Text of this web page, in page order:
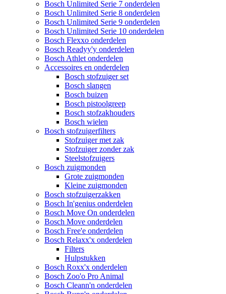
Bosch Unlimited Serie 7 onderdelen
Bosch Unlimited Serie 8 onderdelen
Bosch Unlimited Serie 9 onderdelen
Bosch Unlimited Serie 10 onderdelen
Bosch Flexxo onderdelen
Bosch Readyy'y onderdelen
Bosch Athlet onderdelen
Accessoires en onderdelen
Bosch stofzuiger set
Bosch slangen
Bosch buizen
Bosch pistoolgreep
Bosch stofzakhouders
Bosch wielen
Bosch stofzuigerfilters
Stofzuiger met zak
Stofzuiger zonder zak
Steelstofzuigers
Bosch zuigmonden
Grote zuigmonden
Kleine zuigmonden
Bosch stofzuigerzakken
Bosch In'genius onderdelen
Bosch Move On onderdelen
Bosch Move onderdelen
Bosch Free'e onderdelen
Bosch Relaxx'x onderdelen
Filters
Hulpstukken
Bosch Roxx'x onderdelen
Bosch Zoo'o Pro Animal
Bosch Cleann'n onderdelen